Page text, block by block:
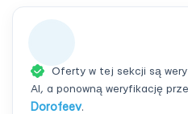
Oferty w tej sekcji są
AI, a ponowną weryfikację
Dorofeev.